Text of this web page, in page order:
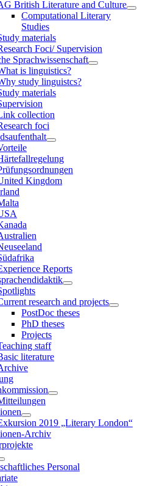
British Literature and Culture
Computational Literary
Studies
materials
Foci/ Supervision
Sprachwissenschaft
is linguistics?
study linguistcs?
materials
collection
foci
Kingdom
Reports
research and projects
PostDoc theses
PhD theses
Projects
staff
literature
2019 „Literary London“
Archiv
Personal